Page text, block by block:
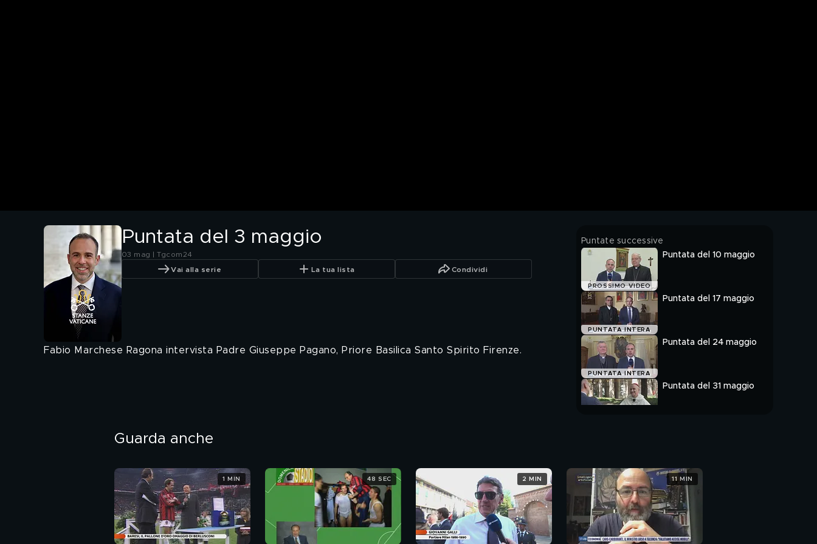
Puntata del 3 maggio
03 mag | Tgcom24
Vai alla serie La tua lista Condividi
Fabio Marchese Ragona intervista Padre Giuseppe Pagano, Priore Basilica Santo Spirito Firenze.
Puntate successive
PROSSIMO VIDEO
Puntata del 10 maggio
PUNTATA INTERA
Puntata del 17 maggio
PUNTATA INTERA
Puntata del 24 maggio
Puntata del 31 maggio
Guarda anche
1 MIN 48 SEC 2 MIN 11 MIN